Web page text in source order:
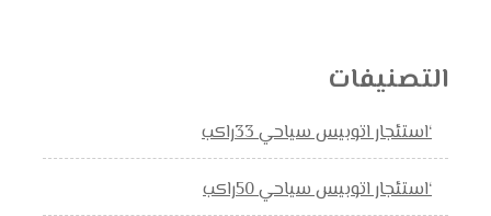
التصنيفات
‘استئجار اتوبيس سياحي 33راكب
‘استئجار اتوبيس سياحي 50راكب